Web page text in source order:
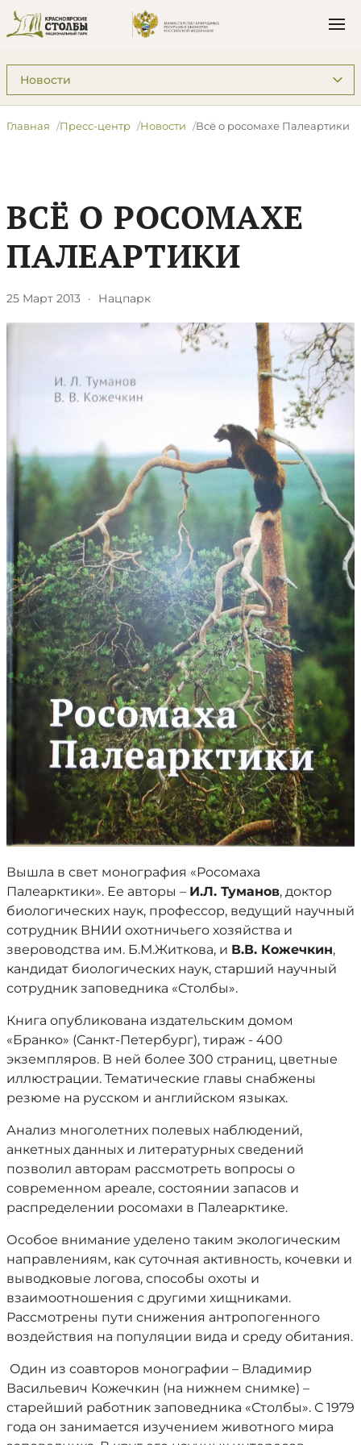
Подразделы: Пресс-центр
Главная Пресс-центр Новости Всё о росомахе Палеартики
ВСЁ О РОСОМАХЕ
ПАЛЕАРТИКИ
25 Март 2013 · Нацпарк
Вышла в свет монография «Росомаха
Палеарктики». Ее авторы – И.Л. Туманов, доктор
биологических наук, профессор, ведущий научный
сотрудник ВНИИ охотничьего хозяйства и
звероводства им. Б.М.Житкова, и В.В. Кожечкин,
кандидат биологических наук, старший научный
сотрудник заповедника «Столбы».
Книга опубликована издательским домом
«Бранко» (Санкт-Петербург), тираж - 400
экземпляров. В ней более 300 страниц, цветные
иллюстрации. Тематические главы снабжены
резюме на русском и английском языках.
Анализ многолетних полевых наблюдений,
анкетных данных и литературных сведений
позволил авторам рассмотреть вопросы о
современном ареале, состоянии запасов и
распределении росомахи в Палеарктике.
Особое внимание уделено таким экологическим
направлениям, как суточная активность, кочевки и
выводковые логова, способы охоты и
взаимоотношения с другими хищниками.
Рассмотрены пути снижения антропогенного
воздействия на популяции вида и среду обитания.
Один из соавторов монографии – Владимир
Васильевич Кожечкин (на нижнем снимке) –
старейший работник заповедника «Столбы». С 1979
года он занимается изучением животного мира